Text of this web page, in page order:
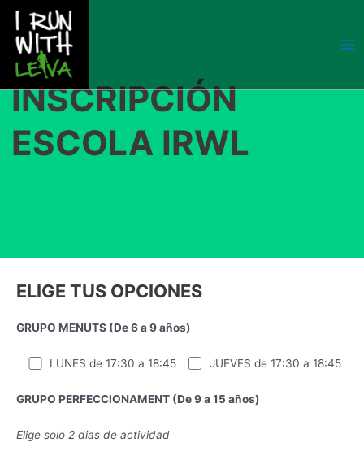
contenido
INSCRIPCIÓN
ESCOLA IRWL
ELIGE TUS OPCIONES
GRUPO MENUTS (De 6 a 9 años)
LUNES de 17:30 a 18:45 JUEVES de 17:30 a 18:45
GRUPO PERFECCIONAMENT (De 9 a 15 años)
Elige solo 2 dias de actividad